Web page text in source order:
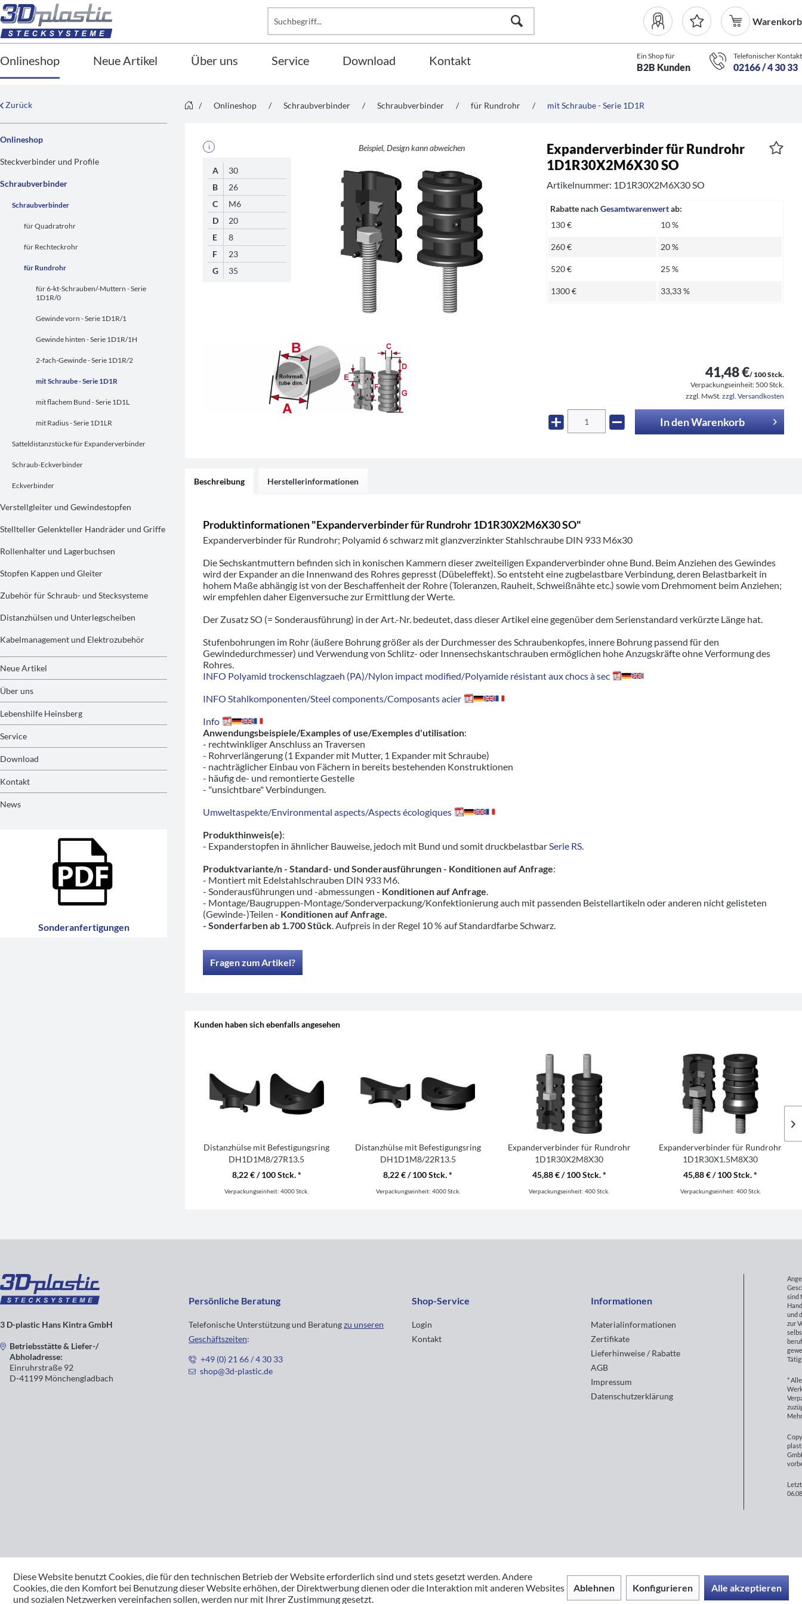
Warenkorb
Onlineshop Neue Artikel Über uns Service Download Kontakt Ein Shop für
B2B Kunden
Telefonischer Kontakt
02166 / 4 30 33
Zurück / Onlineshop / Schraubverbinder / Schraubverbinder / für Rundrohr / mit Schraube - Serie 1D1R
Onlineshop
Steckverbinder und Profile
Schraubverbinder
Schraubverbinder
für Quadratrohr
für Rechteckrohr
für Rundrohr
für 6-kt-Schrauben/-Muttern - Serie
1D1R/0
Gewinde vorn - Serie 1D1R/1
Gewinde hinten - Serie 1D1R/1H
2-fach-Gewinde - Serie 1D1R/2
mit Schraube - Serie 1D1R
mit flachem Bund - Serie 1D1L
mit Radius - Serie 1D1LR
Satteldistanzstücke für Expanderverbinder
Schraub-Eckverbinder
Eckverbinder
Verstellgleiter und Gewindestopfen
Stellteller Gelenkteller Handräder und Griffe
Rollenhalter und Lagerbuchsen
Stopfen Kappen und Gleiter
Zubehör für Schraub- und Stecksysteme
Distanzhülsen und Unterlegscheiben
Kabelmanagement und Elektrozubehör
Neue Artikel
Über uns
Lebenshilfe Heinsberg
Service
Download
Kontakt
News
Sonderanfertigungen
i
A
30
B
26
C
M6
D
20
E
8
F
23
G
35
Beispiel, Design kann abweichen
Expanderverbinder für Rundrohr
1D1R30X2M6X30 SO
Artikelnummer: 1D1R30X2M6X30 SO
Rabatte nachGesamtwarenwertab:
130 €
10 %
260 € 20 %
520 € 25 %
1300 € 33,33 %
41,48 €/ 100 Stck.
Verpackungseinheit: 500 Stck.
zzgl. MwSt. zzgl. Versandkosten
In denWarenkorb
Beschreibung Herstellerinformationen
Produktinformationen "Expanderverbinder für Rundrohr 1D1R30X2M6X30 SO"
Expanderverbinder für Rundrohr; Polyamid 6 schwarz mit glanzverzinkter Stahlschraube DIN 933 M6x30
Die Sechskantmuttern befinden sich in konischen Kammern dieser zweiteiligen Expanderverbinder ohne Bund. Beim Anziehen des Gewindes
wird der Expander an die Innenwand des Rohres gepresst (Dübeleffekt). So entsteht eine zugbelastbare Verbindung, deren Belastbarkeit in
hohem Maße abhängig ist von der Beschaffenheit der Rohre (Toleranzen, Rauheit, Schweißnähte etc.) sowie vom Drehmoment beim Anziehen;
wir empfehlen daher Eigenversuche zur Ermittlung der Werte.
Der Zusatz SO (= Sonderausführung) in der Art.-Nr. bedeutet, dass dieser Artikel eine gegenüber dem Serienstandard verkürzte Länge hat.
Stufenbohrungen im Rohr (äußere Bohrung größer als der Durchmesser des Schraubenkopfes, innere Bohrung passend für den
Gewindedurchmesser) und Verwendung von Schlitz- oder Innensechskantschrauben ermöglichen hohe Anzugskräfte ohne Verformung des
Rohres.
INFO Polyamid trockenschlagzaeh (PA)/Nylon impact modified/Polyamide résistant aux chocs à sec
INFO Stahlkomponenten/Steel components/Composants acier
Info
Anwendungsbeispiele/Examples of use/Exemples d'utilisation:
- rechtwinkliger Anschluss an Traversen
- Rohrverlängerung (1 Expander mit Mutter, 1 Expander mit Schraube)
- nachträglicher Einbau von Fächern in bereits bestehenden Konstruktionen
- häufig de- und remontierte Gestelle
- "unsichtbare" Verbindungen.
Umweltaspekte/Environmental aspects/Aspects écologiques
Produkthinweis(e):
- Expanderstopfen in ähnlicher Bauweise, jedoch mit Bund und somit druckbelastbarSerie RS.
Produktvariante/n - Standard- und Sonderausführungen- Konditionen auf Anfrage:
- Montiert mit Edelstahlschrauben DIN 933 M6.
- Sonderausführungen und -abmessungen - Konditionen auf Anfrage.
- Montage/Baugruppen-Montage/Sonderverpackung/Konfektionierung auch mit passenden Beistellartikeln oder anderen nicht gelisteten
(Gewinde-)Teilen - Konditionen auf Anfrage.
- Sonderfarben ab 1.700 Stück. Aufpreis in der Regel 10 % auf Standardfarbe Schwarz.
Fragen zum Artikel?
Kunden haben sich ebenfalls angesehen
Distanzhülse mit Befestigungsring
DH1D1M8/27R13.5
8,22 € / 100 Stck. *
Verpackungseinheit:4000 Stck.
Distanzhülse mit Befestigungsring
DH1D1M8/22R13.5
8,22 € / 100 Stck. *
Verpackungseinheit: 4000 Stck.
Expanderverbinder für Rundrohr
1D1R30X2M8X30
45,88 € / 100 Stck. *
Verpackungseinheit:400 Stck.
Expanderverbinder für Rundrohr
1D1R30X1.5M8X30
45,88 € / 100 Stck. *
Verpackungseinheit: 400 Stck.
3 D-plastic Hans Kintra GmbH
Betriebsstätte & Liefer-/
Abholadresse:
Einruhrstraße 92
D-41199 Mönchengladbach
Persönliche Beratung
Telefonische Unterstützung und Beratungzu unseren
Geschäftszeiten:
+49 (0) 21 66 / 4 30 33
shop@3d-plastic.de
Shop-Service
Login
Kontakt
Informationen
Materialinformationen
Zertifikate
Lieferhinweise / Rabatte
AGB
Impressum
Datenschutzerklärung
sind
und
zur
*
Diese Website benutzt Cookies, die für den technischen Betrieb der Website erforderlich sind und stets gesetzt werden. Andere
Cookies, die den Komfort bei Benutzung dieser Website erhöhen, der Direktwerbung dienen oder die Interaktion mit anderen Websites
und sozialen Netzwerken vereinfachen sollen, werden nur mit Ihrer Zustimmung gesetzt.
Ablehnen Konfigurieren Alle akzeptieren